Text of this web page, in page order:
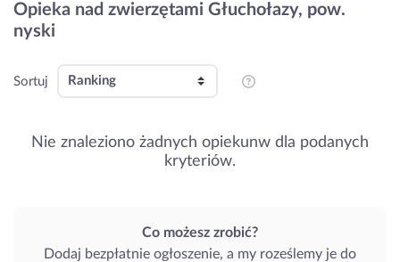
Opieka nad zwierzętami Głuchołazy, pow.
nyski
Sortuj
Nie znaleziono żadnych opiekunw dla podanych
kryteriów.
Co możesz zrobić?
Dodaj bezpłatnie ogłoszenie, a my roześlemy je do